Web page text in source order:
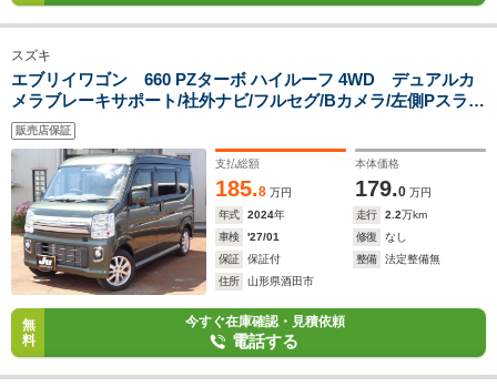
スズキ
エブリイワゴン 660 PZターボ ハイルーフ 4WD デュアルカ
メラブレーキサポート/社外ナビ/フルセグ/Bカメラ/左側Pスライ
ドドア/コーナーセンサー/シートヒーター
販売店保証
支払総額
185.8 万円
本体価格
179.0 万円
年式
2024年 走行 2.2万km
車検
'27/01 修復
なし
保証
保証付 整備
法定整備無
住所
山形県酒田市
無
料
今すぐ在庫確認・見積依頼
電話する